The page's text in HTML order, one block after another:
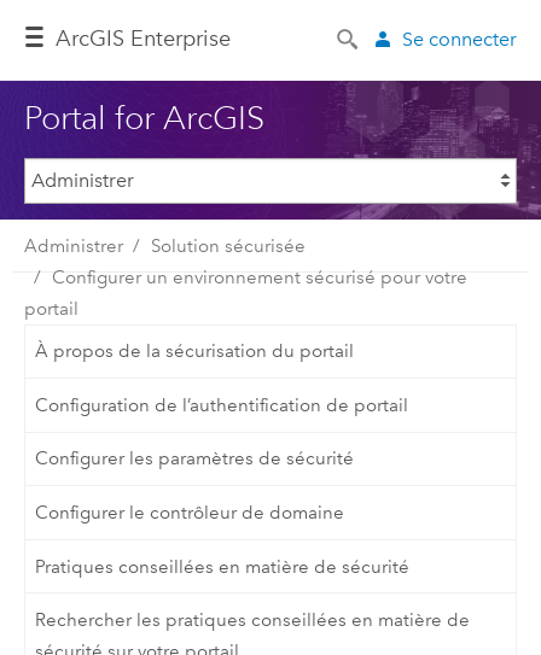
ArcGIS Enterprise Se connecter
Portal for ArcGIS
Administrer
Solution sécurisée
Configurer un environnement sécurisé pour votre
portail
À propos de la sécurisation du portail
Configuration de l’authentification de portail
Configurer les paramètres de sécurité
Configurer le contrôleur de domaine
Pratiques conseillées en matière de sécurité
Rechercher les pratiques conseillées en matière de